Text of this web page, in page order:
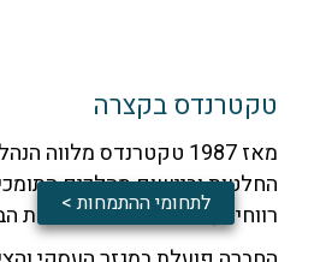
טקטרנדס בקצרה
מאז 1987 טקטרנדס מלווה
החלטות וביישום מהלכים התומכים
רווחיות, תזרים מזומנים ויכולת
לתחומי ההתמחות >